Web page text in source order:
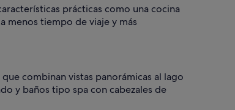
prácticas como una cocina
menos tiempo de viaje y más
combinan vistas panorámicas al lago
y baños tipo spa con cabezales de